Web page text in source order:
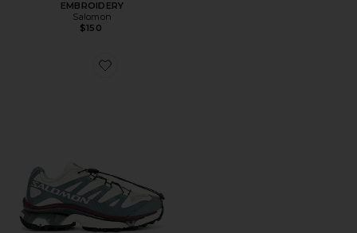
EMBROIDERY
Salomon
$150
Favorite КРОССОВКИ XT-4 OG